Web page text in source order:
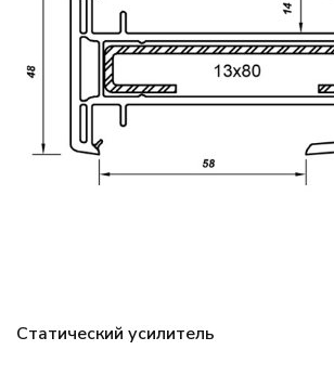
Статический усилитель